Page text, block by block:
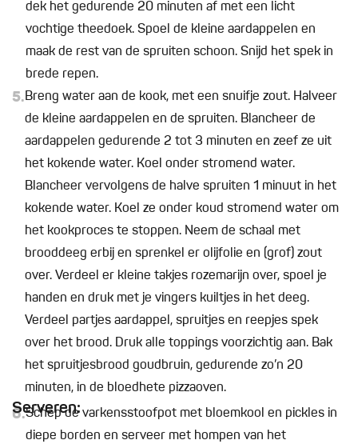
dek het gedurende 20 minuten af met een licht
vochtige theedoek. Spoel de kleine aardappelen en
maak de rest van de spruiten schoon. Snijd het spek in
brede repen.
5.Breng water aan de kook, met een snuifje zout. Halveer
de kleine aardappelen en de spruiten. Blancheer de
aardappelen gedurende 2 tot 3 minuten en zeef ze uit
het kokende water. Koel onder stromend water.
Blancheer vervolgens de halve spruiten 1 minuut in het
kokende water. Koel ze onder koud stromend water om
het kookproces te stoppen. Neem de schaal met
brooddeeg erbij en sprenkel er olijfolie en (grof) zout
over. Verdeel er kleine takjes rozemarijn over, spoel je
handen en druk met je vingers kuiltjes in het deeg.
Verdeel partjes aardappel, spruitjes en reepjes spek
over het brood. Druk alle toppings voorzichtig aan. Bak
het spruitjesbrood goudbruin, gedurende zo’n 20
minuten, in de bloedhete pizzaoven.
Serveren:
6.Schep de varkensstoofpot met bloemkool en pickles in
diepe borden en serveer met hompen van het